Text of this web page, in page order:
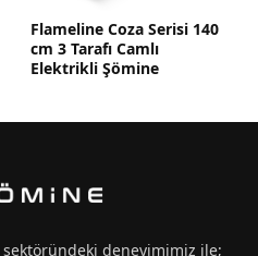
Flameline Coza Serisi 140
cm 3 Tarafı Camlı
Elektrikli Şömine
sektöründeki deneyimimiz ile;